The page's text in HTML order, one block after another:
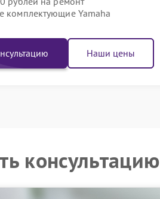
комплектующие Yamaha
Наши цены
консультацию